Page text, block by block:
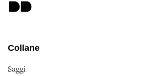
Collane
Saggi